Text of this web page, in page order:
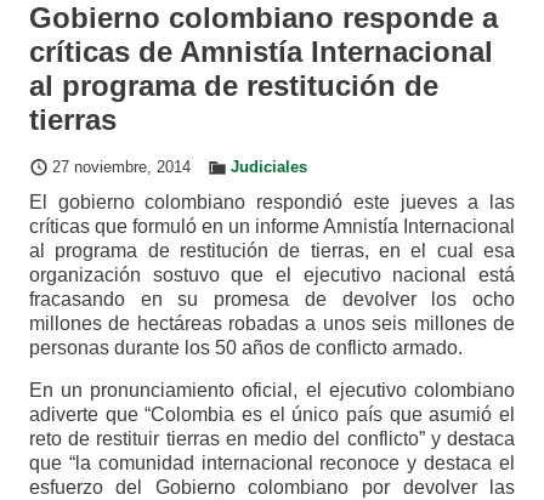
Gobierno colombiano responde a
críticas de Amnistía Internacional
al programa de restitución de
tierras
27 noviembre, 2014 Judiciales
El gobierno colombiano respondió este jueves a las
críticas que formuló en un informe Amnistía Internacional
al programa de restitución de tierras, en el cual esa
organización sostuvo que el ejecutivo nacional está
fracasando en su promesa de devolver los ocho
millones de hectáreas robadas a unos seis millones de
personas durante los 50 años de conflicto armado.
En un pronunciamiento oficial, el ejecutivo colombiano
adiverte que “Colombia es el único país que asumió el
reto de restituir tierras en medio del conflicto” y destaca
que “la comunidad internacional reconoce y destaca el
esfuerzo del Gobierno colombiano por devolver las